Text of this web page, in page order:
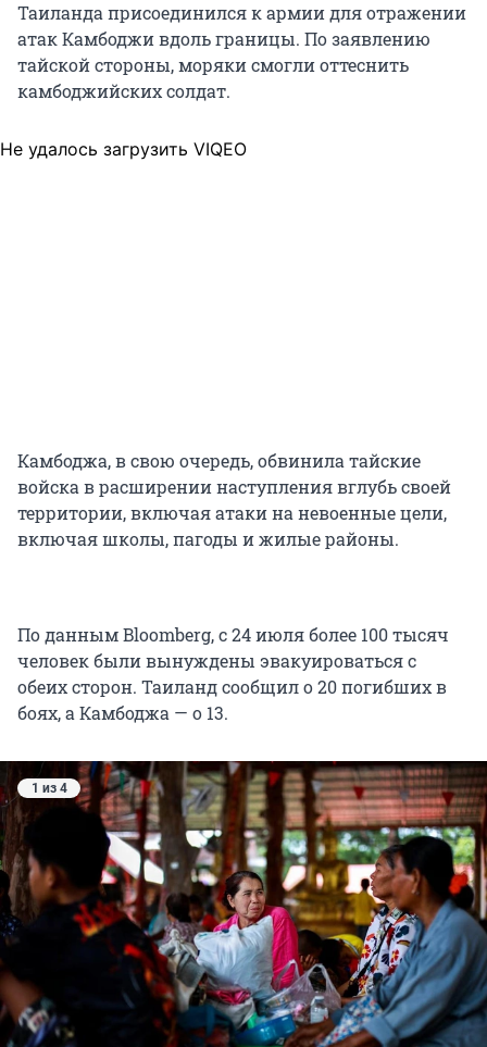
Таиланда присоединился к армии для отражении
атак Камбоджи вдоль границы. По заявлению
тайской стороны, моряки смогли оттеснить
камбоджийских солдат.
Не удалось загрузить VIQEO
Камбоджа, в свою очередь, обвинила тайские
войска в расширении наступления вглубь своей
территории, включая атаки на невоенные цели,
включая школы, пагоды и жилые районы.
По данным Bloomberg, с 24 июля более 100 тысяч
человек были вынуждены эвакуироваться с
обеих сторон. Таиланд сообщил о 20 погибших в
боях, а Камбоджа — о 13.
1 из 4